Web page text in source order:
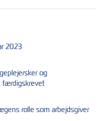
2023
og
færdigskrevet
rolle som arbejdsgiver